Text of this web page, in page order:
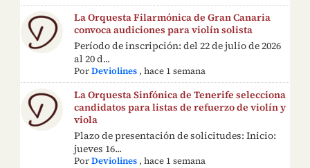
La Orquesta Filarmónica de Gran Canaria
convoca audiciones para violín solista
Período de inscripción: del 22 de julio de 2026
al 20 d...
PorDeviolines ,hace 1 semana
La Orquesta Sinfónica de Tenerife selecciona
candidatos para listas de refuerzo de violín y
viola
Plazo de presentación de solicitudes: Inicio:
jueves 16...
PorDeviolines ,hace 1 semana